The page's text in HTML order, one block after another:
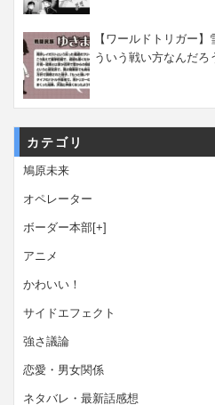
【ワールドトリガー
ういう戦い方なんだろ
カテゴリ
鳩原未来
オペレーター
ボーダー本部[+]
アニメ
かわいい！
サイドエフェクト
強さ議論
恋愛・男女関係
ネタバレ・最新話感想